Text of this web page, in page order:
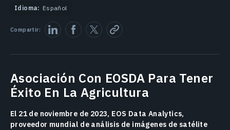
Idioma: Español
Compartir:
Asociación Con EOSDA Para Tener
Éxito En La Agricultura
El 21 de noviembre de 2023, EOS Data Analytics,
proveedor mundial de análisis de imágenes de satélite